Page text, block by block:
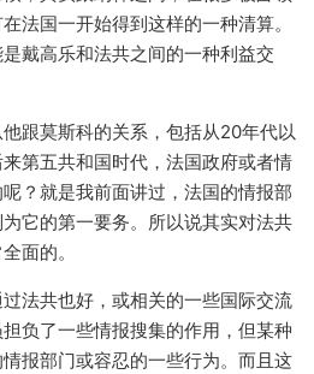
法国一开始得到这样的一种清算。
戴高乐和法共之间的一种利益交
跟莫斯科的关系，包括从20年代以
第五共和国时代，法国政府或者情
？就是我前面讲过，法国的情报部
它的第一要务。所以说其实对法共
面的。
法共也好，或相关的一些国际交流
负了一些情报搜集的作用，但某种
报部门或容忍的一些行为。而且这